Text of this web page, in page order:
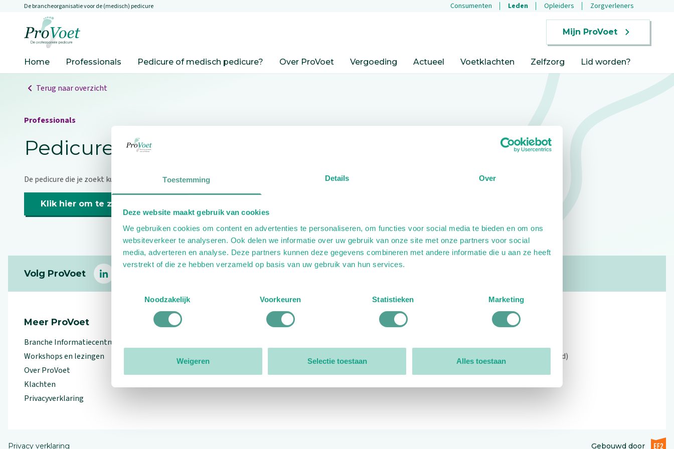
Toestemming Details Over
Deze website maakt gebruik van cookies
We gebruiken cookies om content en advertenties te personaliseren, om functies voor social media te bieden en om ons
websiteverkeer te analyseren. Ook delen we informatie over uw gebruik van onze site met onze partners voor social
media, adverteren en analyse. Deze partners kunnen deze gegevens combineren met andere informatie die u aan ze heeft
verstrekt of die ze hebben verzameld op basis van uw gebruik van hun services.
Noodzakelijk
Voorkeuren Statistieken Marketing
Weigeren Selectie toestaan Alles toestaan
Overslaan en naar de inhoud gaan
De brancheorganisatie voor de (medisch) pedicure Consumenten Leden Opleiders Zorgverleners
Mijn ProVoet
Home Professionals Pedicure of medisch pedicure? Over ProVoet Vergoeding Actueel Voetklachten Zelfzorg Lid worden?
Terug naar overzicht
Professionals
Pedicure niet gevonden
De pedicure die je zoekt kunnen we niet vinden.
Klik hier om te zoeken naar een andere pedicure.
Volg ProVoet
linkedin
Meer ProVoet
Branche Informatiecentrum
Workshops en lezingen
Over ProVoet
Klachten
Privacyverklaring
Organisatie
Open: 09:00 - 12:30 (alleen ochtend)
Privacy verklaring Gebouwd doorEF2